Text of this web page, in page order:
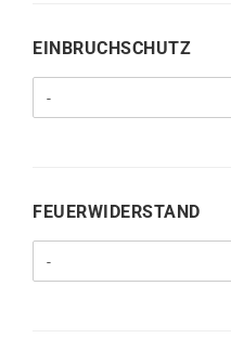
EINBRUCHSCHUTZ
EINBRUCHSCHUTZ
FEUERWIDERSTAND
FEUERWIDERSTAND